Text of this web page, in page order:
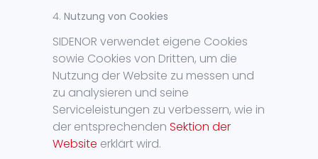
Nutzung von Cookies
SIDENOR verwendet eigene Cookies
sowie Cookies von Dritten, um die
Nutzung der Website zu messen und
zu analysieren und seine
Serviceleistungen zu verbessern, wie in
der entsprechenden Sektion der
Website erklärt wird.